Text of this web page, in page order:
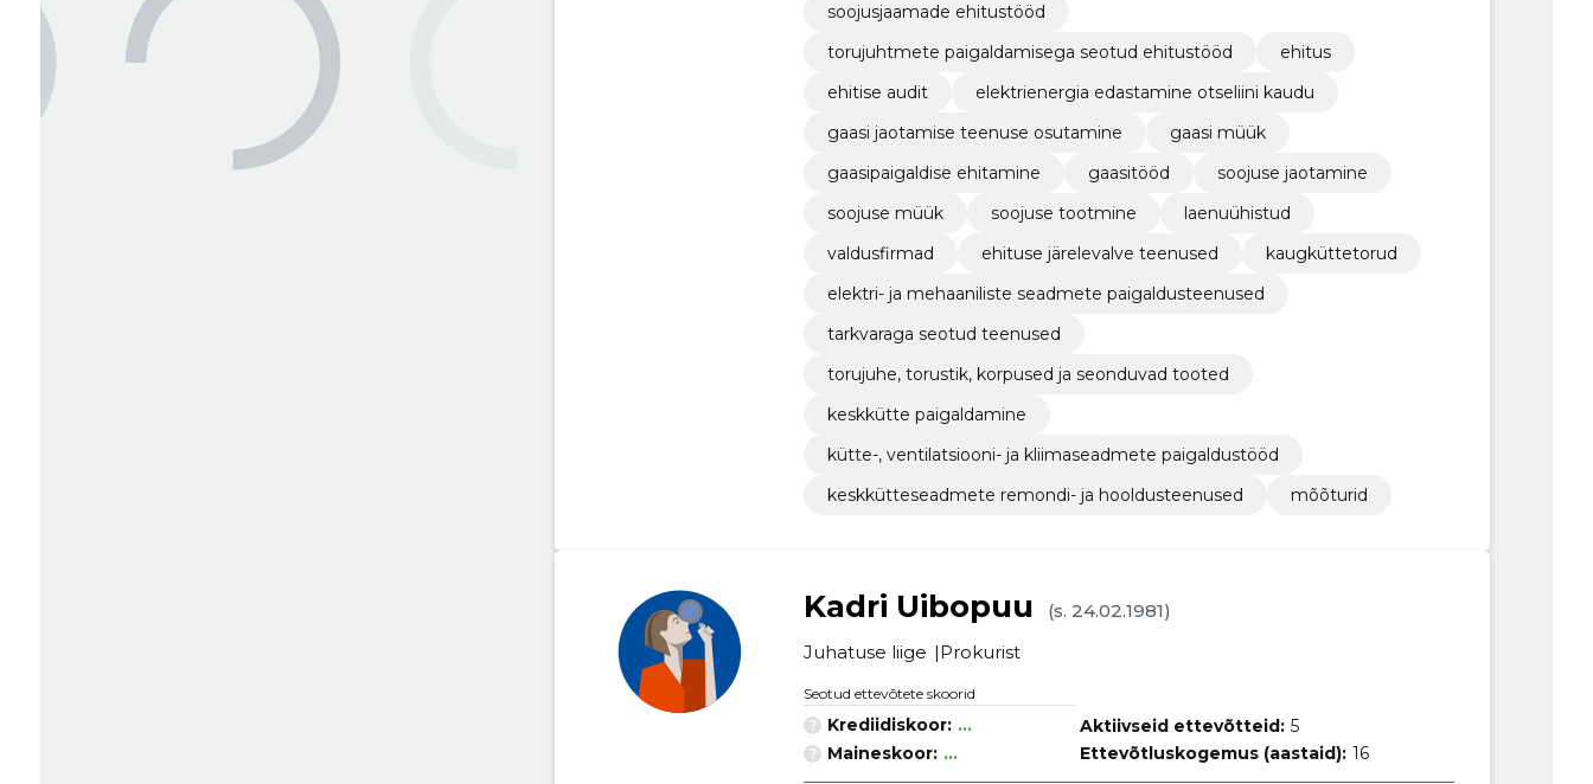
soojusjaamade ehitustööd
torujuhtmete paigaldamisega seotud ehitustööd
ehitus
ehitise audit
elektrienergia edastamine otseliini kaudu
gaasi jaotamise teenuse osutamine
gaasi müük
gaasipaigaldise ehitamine
gaasitööd
soojuse jaotamine
soojuse müük
soojuse tootmine
laenuühistud
valdusfirmad
ehituse järelevalve teenused
kaugküttetorud
elektri- ja mehaaniliste seadmete paigaldusteenused
tarkvaraga seotud teenused
torujuhe, torustik, korpused ja seonduvad tooted
keskkütte paigaldamine
kütte-, ventilatsiooni- ja kliimaseadmete paigaldustööd
keskkütteseadmete remondi- ja hooldusteenused
mõõturid
Kadri Uibopuu
(s. 24.02.1981)
Juhatuse liige
Prokurist
Seotud ettevõtete skoorid
Krediidiskoor: ...
Maineskoor: ...
Aktiivseid ettevõtteid: 5
Ettevõtluskogemus (aastaid): 16